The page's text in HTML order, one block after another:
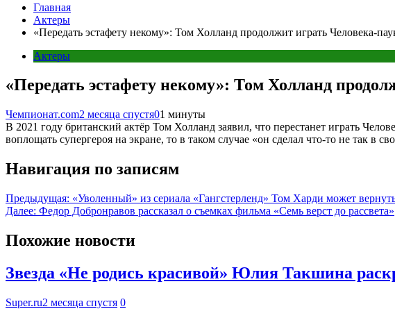
Главная
Актеры
«Передать эстафету некому»: Том Холланд продолжит играть Человека-
Актеры
«Передать эстафету некому»: Том Холланд
Чемпионат.com2 месяца спустя01 минуты
В 2021 году британский актёр Том Холланд заявил, что перестанет играть
воплощать супергероя на экране, то в таком случае «он сделал что-то не так в
Навигация по записям
Предыдущая: «Уволенный» из сериала «Гангстерленд» Том Харди может
Далее: Федор Добронравов рассказал о съемках фильма «Семь верст до рассвета»
Похожие новости
Звезда «Не родись красивой» Юлия Такшина
Super.ru2 месяца спустя 0